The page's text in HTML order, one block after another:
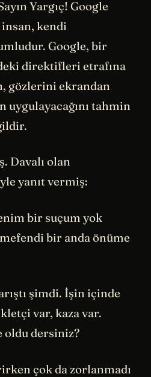
Yargıç! Google
kendi
Google, bir
direktifleri etrafına
gözlerini ekrandan
uygulayacağını tahmin
Davalı olan
yanıt vermiş:
bir suçum yok
bir anda önüme
şimdi. İşin içinde
var, kaza var.
oldu dersiniz?
çok da zorlanmadı